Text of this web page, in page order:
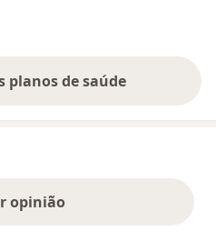
planos de saúde
opinião